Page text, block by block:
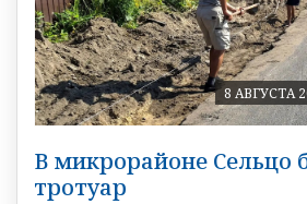
8 АВГУСТА
В микрорайоне Сельцо
тротуар